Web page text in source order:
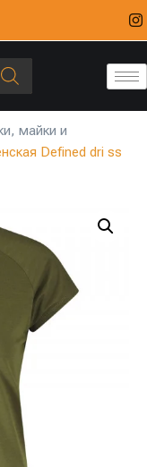
майки и
Defined dri ss